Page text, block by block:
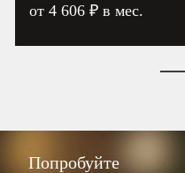
от 4 606 ₽ в мес.
Попробуйте